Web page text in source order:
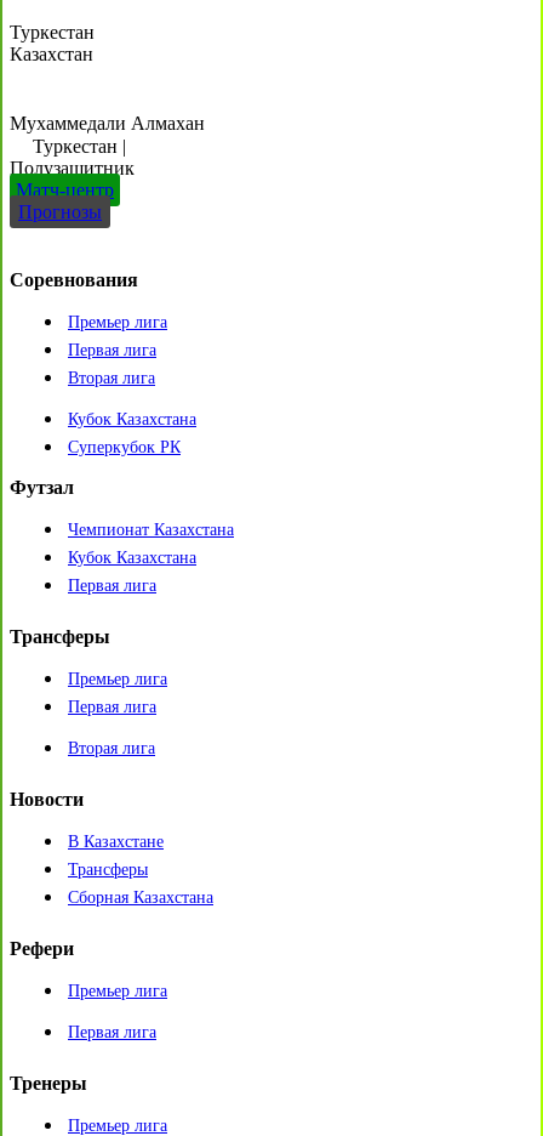
Туркестан
Казахстан
Мухаммедали Алмахан
Туркестан |
Полузащитник
Матч-центр
Прогнозы
Соревнования
Премьер лига
Первая лига
Вторая лига
Кубок Казахстана
Суперкубок РК
Футзал
Чемпионат Казахстана
Кубок Казахстана
Первая лига
Трансферы
Премьер лига
Первая лига
Вторая лига
Новости
В Казахстане
Трансферы
Сборная Казахстана
Рефери
Премьер лига
Первая лига
Тренеры
Премьер лига